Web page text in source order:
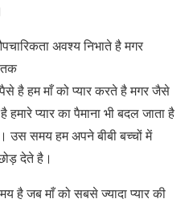
अवश्य निभाते है मगर
तक
है हम माँ को प्यार करते है मगर जैसे
प्यार का पैमाना भी बदल जाता है
उस समय हम अपने बीबी बच्चों में
देते है।
है जब माँ को सबसे ज्यादा प्यार की